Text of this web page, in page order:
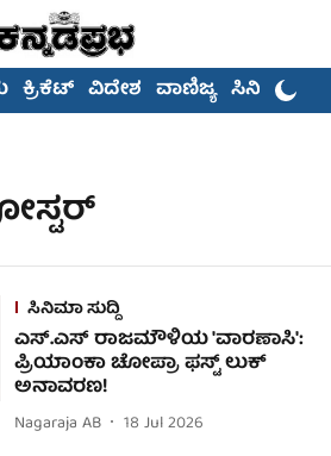
ಕ್ರಿಕೆಟ್ ವಿದೇಶ ವಾಣಿಜ್ಯ ಸಿನಿಮಾ
ಸಿನಿಮಾ ಸುದ್ದಿ
ಎಸ್.ಎಸ್ ರಾಜಮೌಳಿಯ 'ವಾರಣಾಸಿ':
ಪ್ರಿಯಾಂಕಾ ಚೋಪ್ರಾ ಫಸ್ಟ್ ಲುಕ್
ಅನಾವರಣ!
Nagaraja AB
18 Jul 2026